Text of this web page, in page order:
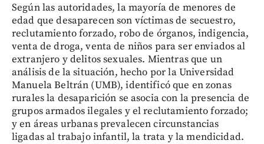
Según las autoridades, la mayoría de menores de
edad que desaparecen son víctimas de secuestro,
reclutamiento forzado, robo de órganos, indigencia,
venta de droga, venta de niños para ser enviados al
extranjero y delitos sexuales. Mientras que un
análisis de la situación, hecho por la Universidad
Manuela Beltrán (UMB), identificó que en zonas
rurales la desaparición se asocia con la presencia de
grupos armados ilegales y el reclutamiento forzado;
y en áreas urbanas prevalecen circunstancias
ligadas al trabajo infantil, la trata y la mendicidad.